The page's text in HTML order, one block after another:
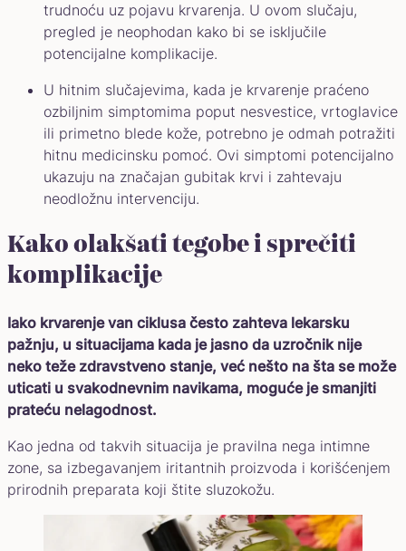
trudnoću uz pojavu krvarenja. U ovom slučaju,
pregled je neophodan kako bi se isključile
potencijalne komplikacije.
U hitnim slučajevima, kada je krvarenje praćeno
ozbiljnim simptomima poput nesvestice, vrtoglavice
ili primetno blede kože, potrebno je odmah potražiti
hitnu medicinsku pomoć. Ovi simptomi potencijalno
ukazuju na značajan gubitak krvi i zahtevaju
neodložnu intervenciju.
Kako olakšati tegobe i sprečiti
komplikacije
Iako krvarenje van ciklusa često zahteva lekarsku
pažnju, u situacijama kada je jasno da uzročnik nije
neko teže zdravstveno stanje, već nešto na šta se može
uticati u svakodnevnim navikama, moguće je smanjiti
prateću nelagodnost.
Kao jedna od takvih situacija je pravilna nega intimne
zone, sa izbegavanjem iritantnih proizvoda i korišćenjem
prirodnih preparata koji štite sluzokožu.